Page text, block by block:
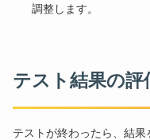
調整します。
テスト結果の評
テストが終わったら、結果